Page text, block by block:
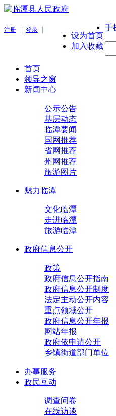
注册 登录
设为首页|
加入收藏|
手
首页
领导之窗
新闻中心
公示公告
基层动态
临潭要闻
国网推荐
省网推荐
州网推荐
旅游图片
魅力临潭
文化临潭
走进临潭
旅游临潭
政府信息公开
政策
政府信息公开指南
政府信息公开制度
法定主动公开内容
重点领域公开
政府信息公开年报
网站年报
政府依申请公开
乡镇街道部门单位
办事服务
政民互动
调查问卷
在线访谈